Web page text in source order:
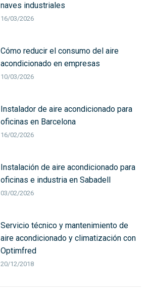
naves industriales
16/03/2026
Cómo reducir el consumo del aire
acondicionado en empresas
10/03/2026
Instalador de aire acondicionado para
oficinas en Barcelona
16/02/2026
Instalación de aire acondicionado para
oficinas e industria en Sabadell
03/02/2026
Servicio técnico y mantenimiento de
aire acondicionado y climatización con
Optimfred
20/12/2018